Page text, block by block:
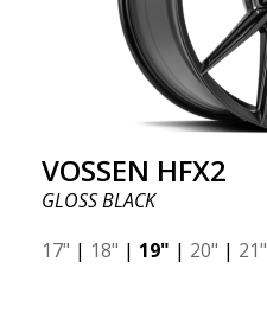
VOSSEN HFX2
GLOSS BLACK
17" | 18" | 19" | 20" | 21"